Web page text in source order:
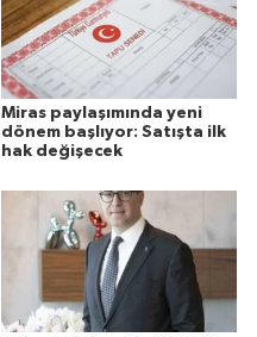
Miras paylaşımında yeni
dönem başlıyor: Satışta ilk
hak değişecek